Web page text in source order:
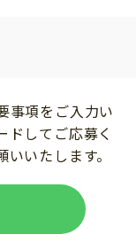
事項をご入力い
ドしてご応募く
いたします。